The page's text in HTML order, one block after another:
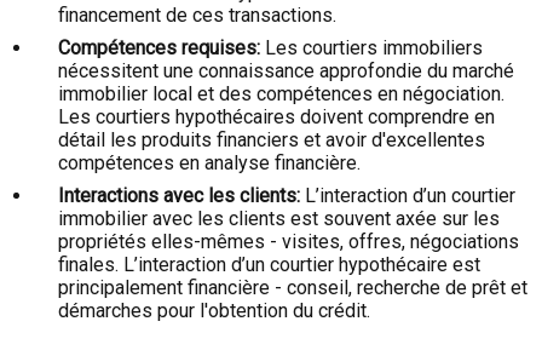
financement de ces transactions.
Compétences requises: Les courtiers immobiliers
nécessitent une connaissance approfondie du marché
immobilier local et des compétences en négociation.
Les courtiers hypothécaires doivent comprendre en
détail les produits financiers et avoir d'excellentes
compétences en analyse financière.
Interactions avec les clients: L’interaction d’un courtier
immobilier avec les clients est souvent axée sur les
propriétés elles-mêmes - visites, offres, négociations
finales. L’interaction d’un courtier hypothécaire est
principalement financière - conseil, recherche de prêt et
démarches pour l'obtention du crédit.